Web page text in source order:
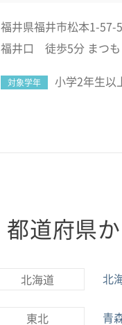
福井県福井市松本1-57-5
福井口 徒歩5分 まつ
対象学年 小学2年生以
都道府県
北海道 北
東北 青